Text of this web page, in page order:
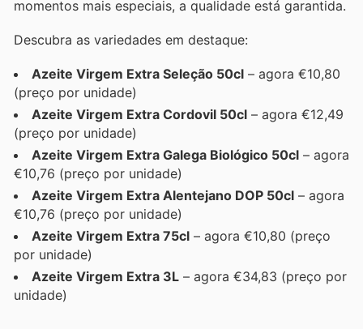
momentos mais especiais, a qualidade está garantida.
Descubra as variedades em destaque:
Azeite Virgem Extra Seleção 50cl – agora €10,80
(preço por unidade)
Azeite Virgem Extra Cordovil 50cl – agora €12,49
(preço por unidade)
Azeite Virgem Extra Galega Biológico 50cl – agora
€10,76 (preço por unidade)
Azeite Virgem Extra Alentejano DOP 50cl – agora
€10,76 (preço por unidade)
Azeite Virgem Extra 75cl – agora €10,80 (preço
por unidade)
Azeite Virgem Extra 3L – agora €34,83 (preço por
unidade)